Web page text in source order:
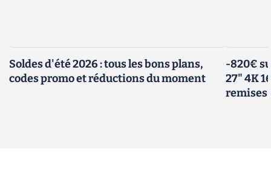
Soldes d'été 2026 : tous les bons plans,
codes promo et réductions du moment
-820€
27" 4K
remises